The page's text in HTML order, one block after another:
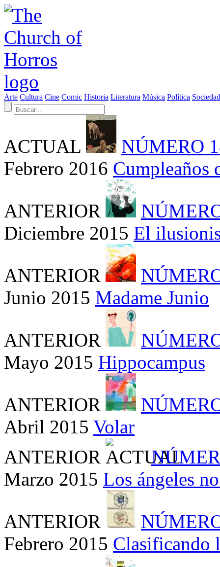
Arte Cultura Cine Comic Historia Literatura Música Política Sociedad
ACTUAL
NÚMERO
Febrero 2016 Cumpleaños
ANTERIOR
Diciembre 2015 El
ANTERIOR
Junio 2015 Madame Junio
ANTERIOR
Mayo 2015 Hippocampus
ANTERIOR
Abril 2015 Volar
ANTERIOR
Marzo 2015 Los ángeles
ANTERIOR
Febrero 2015 Clasificando